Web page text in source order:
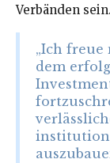
Verbänden sein.
„Ich freue
dem